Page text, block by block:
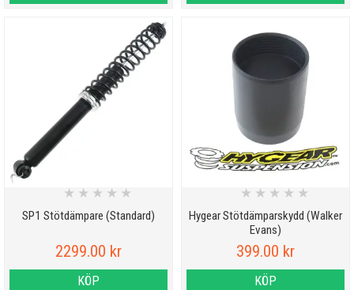
SP1 Stötdämpare (Standard)
★ ★ ★ ★ ★
2299.00 kr
KÖP
Hygear Stötdämparskydd (Walker
Evans)
★ ★ ★ ★ ★
399.00 kr
KÖP